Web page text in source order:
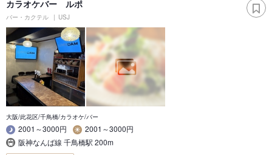
カラオケバー ルポ
バー・カクテル USJ
大阪/此花区/千鳥橋/カラオケ/バー
2001～3000円
2001～3000円
阪神なんば線 千鳥橋駅 200m